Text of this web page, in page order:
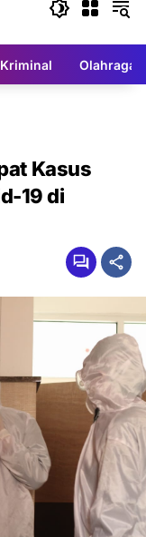
Olahraga
Kasus
19 di